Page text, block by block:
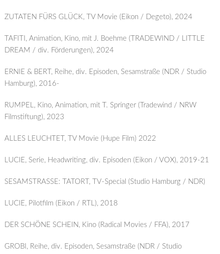
ZUTATEN FÜRS GLÜCK, TV Movie (Eikon / Degeto), 2024
TAFITI, Animation, Kino, mit J. Boehme (TRADEWIND / LITTLE
DREAM / div. Förderungen), 2024
ERNIE & BERT, Reihe, div. Episoden, Sesamstraße (NDR / Studio
Hamburg), 2016-
RUMPEL, Kino, Animation, mit T. Springer (Tradewind / NRW
Filmstiftung), 2023
ALLES LEUCHTET, TV Movie (Hupe Film) 2022
LUCIE, Serie, Headwriting, div. Episoden (Eikon / VOX), 2019-21
SESAMSTRASSE: TATORT, TV-Special (Studio Hamburg / NDR)
LUCIE, Pilotfilm (Eikon / RTL), 2018
DER SCHÖNE SCHEIN, Kino (Radical Movies / FFA), 2017
GROBI, Reihe, div. Episoden, Sesamstraße (NDR / Studio